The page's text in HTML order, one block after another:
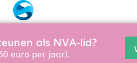
Ecommerce
wij cookies. Als u de website
wordt of zich aanmeldt voor
als NVA-lid?
euro per jaar).